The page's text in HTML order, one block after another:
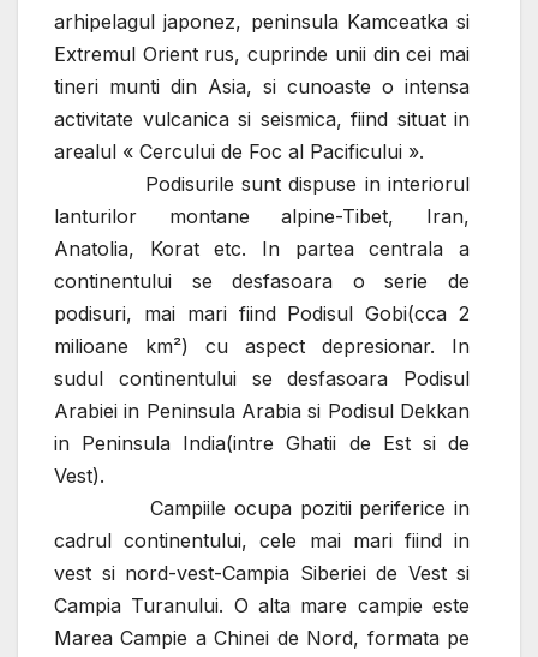
arhipelagul japonez, peninsula Kamceatka si
Extremul Orient rus, cuprinde unii din cei mai
tineri munti din Asia, si cunoaste o intensa
activitate vulcanica si seismica, fiind situat in
arealul « Cercului de Foc al Pacificului ».
Podisurile sunt dispuse in interiorul
lanturilor montane alpine-Tibet, Iran,
Anatolia, Korat etc. In partea centrala a
continentului se desfasoara o serie de
podisuri, mai mari fiind Podisul Gobi(cca 2
milioane km²) cu aspect depresionar. In
sudul continentului se desfasoara Podisul
Arabiei in Peninsula Arabia si Podisul Dekkan
in Peninsula India(intre Ghatii de Est si de
Vest).
Campiile ocupa pozitii periferice in
cadrul continentului, cele mai mari fiind in
vest si nord-vest-Campia Siberiei de Vest si
Campia Turanului. O alta mare campie este
Marea Campie a Chinei de Nord, formata pe